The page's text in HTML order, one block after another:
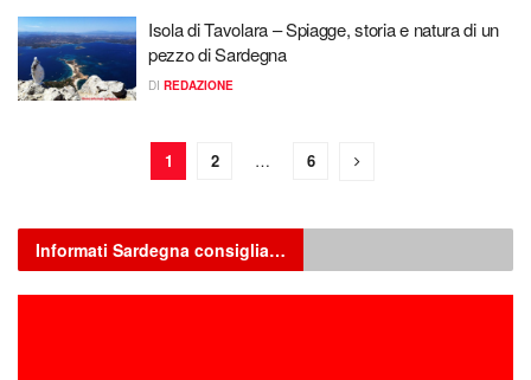
Isola di Tavolara – Spiagge, storia e natura di un
pezzo di Sardegna
DI REDAZIONE
1 2 … 6
Informati Sardegna consiglia…